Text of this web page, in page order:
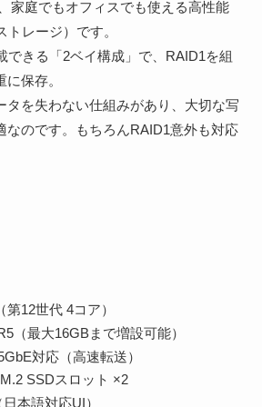
家庭でもオフィスでも使える高性能
レージ）です。
できる「2ベイ構成」で、RAID1を組
保存。
タを失わない仕組みがあり、大切な写
なのです。もちろんRAID1意外も対応
第12世代 4コア）
（最大16GBまで増設可能）
対応（高速転送）
SSDスロット ×2
本語対応UI）